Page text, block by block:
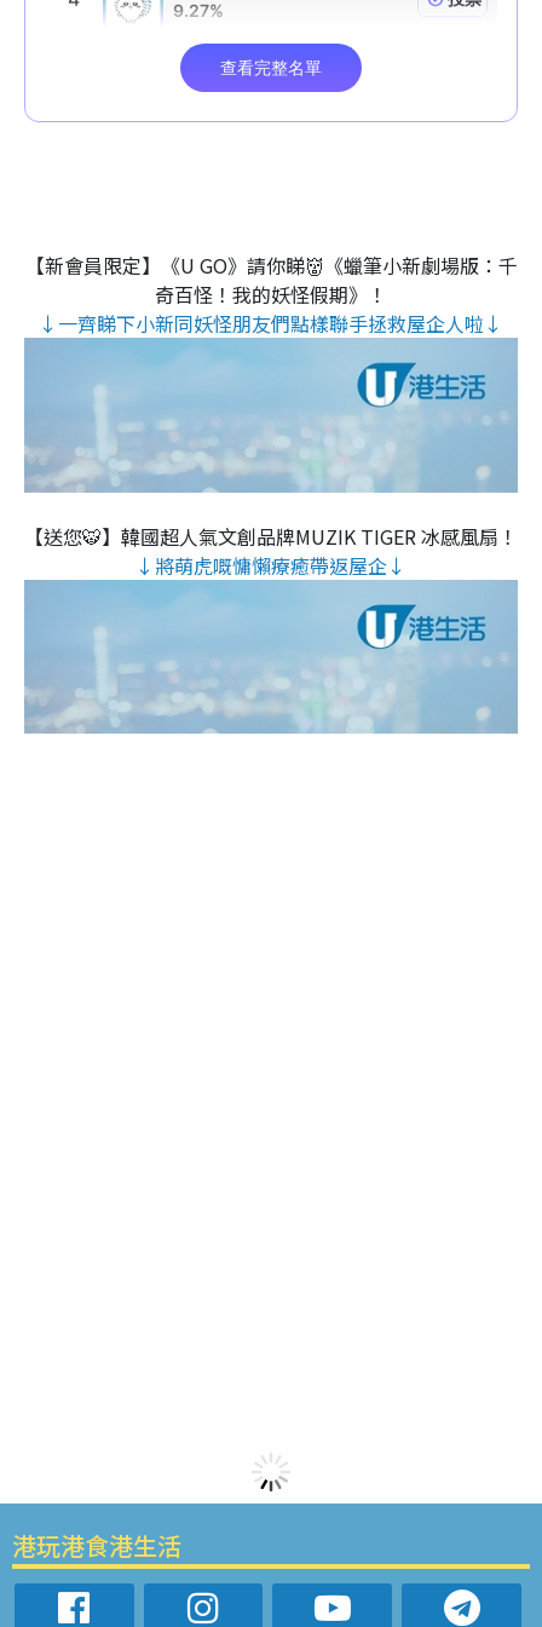
【新會員限定】《U GO》請你睇👹《蠟筆小新劇場版：千
奇百怪！我的妖怪假期》！
↓一齊睇下小新同妖怪朋友們點樣聯手拯救屋企人啦↓
【送您🐯】韓國超人氣文創品牌MUZIK TIGER 冰感風扇！
↓將萌虎嘅慵懶療癒帶返屋企↓
港玩港食港生活